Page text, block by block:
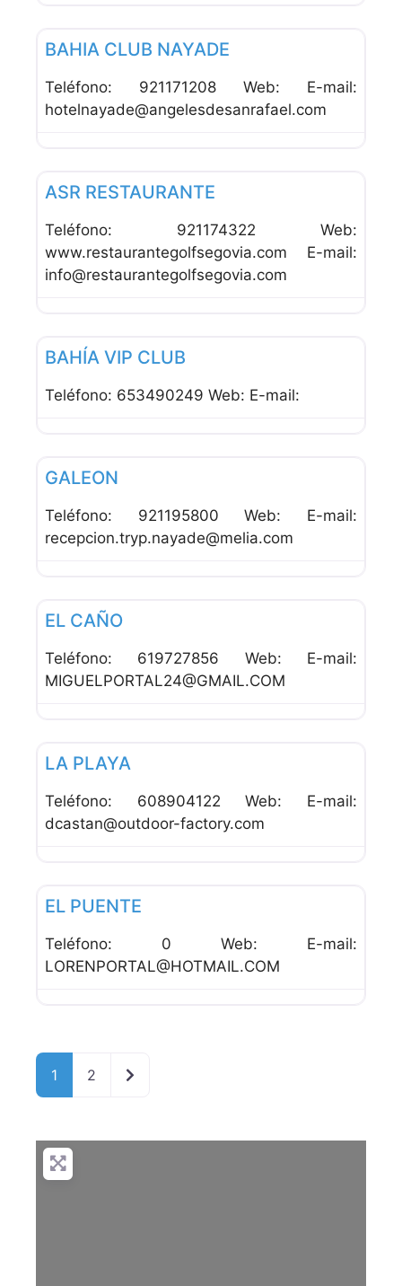
BAHIA CLUB NAYADE
Teléfono: 921171208 Web: E-mail:
hotelnayade@angelesdesanrafael.com
ASR RESTAURANTE
Teléfono: 921174322 Web:
www.restaurantegolfsegovia.com E-mail:
info@restaurantegolfsegovia.com
BAHÍA VIP CLUB
Teléfono: 653490249 Web: E-mail:
GALEON
Teléfono: 921195800 Web: E-mail:
recepcion.tryp.nayade@melia.com
EL CAÑO
Teléfono: 619727856 Web: E-mail:
MIGUELPORTAL24@GMAIL.COM
LA PLAYA
Teléfono: 608904122 Web: E-mail:
dcastan@outdoor-factory.com
EL PUENTE
Teléfono: 0 Web: E-mail:
LORENPORTAL@HOTMAIL.COM
1 2 Entradas anteriores